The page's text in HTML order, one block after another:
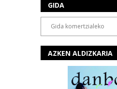
GIDA
AZKEN ALDIZKARIA